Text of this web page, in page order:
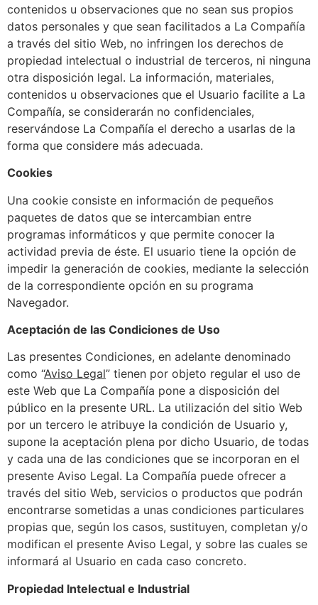
contenidos u observaciones que no sean sus propios
datos personales y que sean facilitados a La Compañía
a través del sitio Web, no infringen los derechos de
propiedad intelectual o industrial de terceros, ni ninguna
otra disposición legal. La información, materiales,
contenidos u observaciones que el Usuario facilite a La
Compañía, se considerarán no confidenciales,
reservándose La Compañía el derecho a usarlas de la
forma que considere más adecuada.
Cookies
Una cookie consiste en información de pequeños
paquetes de datos que se intercambian entre
programas informáticos y que permite conocer la
actividad previa de éste. El usuario tiene la opción de
impedir la generación de cookies, mediante la selección
de la correspondiente opción en su programa
Navegador.
Aceptación de las Condiciones de Uso
Las presentes Condiciones, en adelante denominado
como “Aviso Legal” tienen por objeto regular el uso de
este Web que La Compañía pone a disposición del
público en la presente URL. La utilización del sitio Web
por un tercero le atribuye la condición de Usuario y,
supone la aceptación plena por dicho Usuario, de todas
y cada una de las condiciones que se incorporan en el
presente Aviso Legal. La Compañía puede ofrecer a
través del sitio Web, servicios o productos que podrán
encontrarse sometidas a unas condiciones particulares
propias que, según los casos, sustituyen, completan y/o
modifican el presente Aviso Legal, y sobre las cuales se
informará al Usuario en cada caso concreto.
Propiedad Intelectual e Industrial